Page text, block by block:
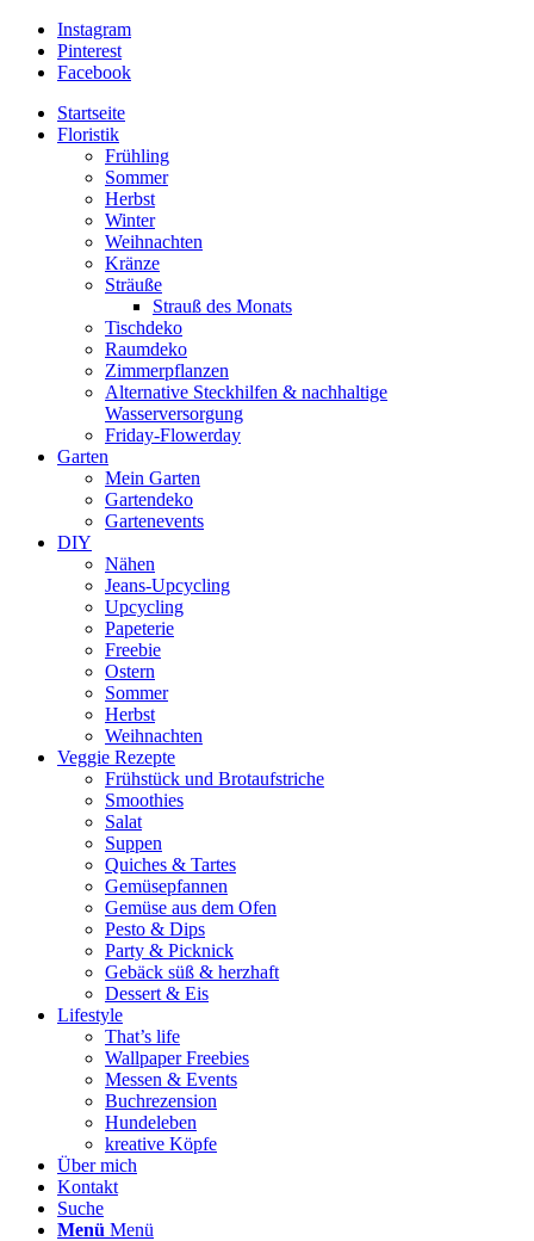
Instagram
Pinterest
Facebook
Startseite
Floristik
Frühling
Sommer
Herbst
Winter
Weihnachten
Kränze
Sträuße
Strauß des Monats
Tischdeko
Raumdeko
Zimmerpflanzen
Alternative Steckhilfen & nachhaltige
Wasserversorgung
Friday-Flowerday
Garten
Mein Garten
Gartendeko
Gartenevents
DIY
Nähen
Jeans-Upcycling
Upcycling
Papeterie
Freebie
Ostern
Sommer
Herbst
Weihnachten
Veggie Rezepte
Frühstück und Brotaufstriche
Smoothies
Salat
Suppen
Quiches & Tartes
Gemüsepfannen
Gemüse aus dem Ofen
Pesto & Dips
Party & Picknick
Gebäck süß & herzhaft
Dessert & Eis
Lifestyle
That’s life
Wallpaper Freebies
Messen & Events
Buchrezension
Hundeleben
kreative Köpfe
Über mich
Kontakt
Suche
Menü Menü